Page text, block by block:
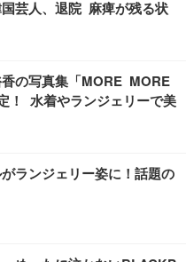
国芸人、退院 麻痺が残る状
香の写真集「MORE MORE
！ 水着やランジェリーで美
ランジェリー姿に！話題の